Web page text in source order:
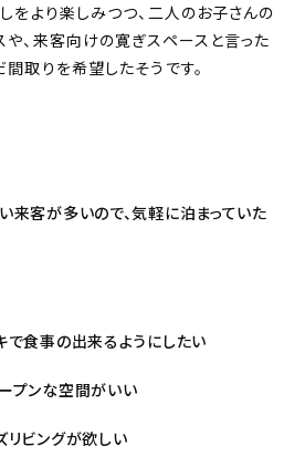
をより楽しみつつ、二人のお子さんの
、来客向けの寛ぎスペースと言った
取りを希望したそうです。
来客が多いので、気軽に泊まっていた
で食事の出来るようにしたい
プンな空間がいい
リビングが欲しい